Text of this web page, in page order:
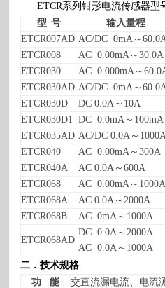
ETCR系列 钳形电流传感器型
型 号
输入量程
ETCR007AD AC/DC 0mA～
ETCR008
AC 0.00mA～ 30.0A
ETCR030
AC 0.000mA～
ETCR030AD AC/DC 0mA～
ETCR030D
DC 0.0A～ 10A
ETCR030D1 DC 0.0mA～ 100mA
ETCR035AD AC/DC 0.0A～
ETCR040
AC 0.00mA～ 300A
ETCR040A
AC 0.0A～ 600A
ETCR068
AC 0.00mA～ 1000A
ETCR068A
AC 0.0A～ 2000A
ETCR068B
AC 0mA～ 1000A
ETCR068AD
DC 0.0A～ 2000A
AC 0.0A～ 1000A
二． 技术规格
功
能
交直流漏电流、电流